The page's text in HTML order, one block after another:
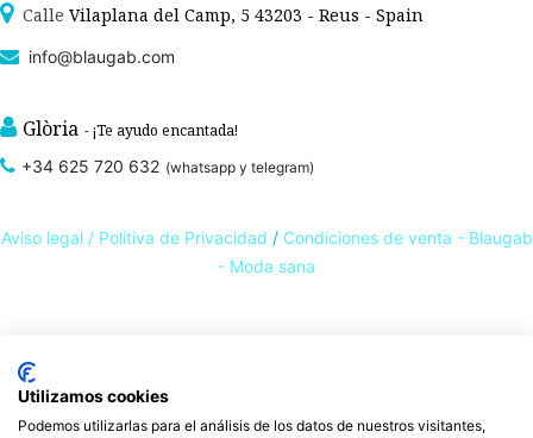
Calle Vilaplana del Camp, 5 43203 - Reus - Spain
info@blaugab.com
Glòria - ¡Te ayudo encantada!
+34 625 720 632 (whatsapp y telegram)
Aviso legal / Polítiva de Privacidad / Condiciones de venta - Blaugab
- Moda sana
ropa interior de algodón orgánico,
sostenibles con certificado GOTS
Expertos en ropa para piel sensible, ropa para piel delicada y enfermedades
Utilizamos cookies
Podemos utilizarlas para el análisis de los datos de nuestros visitantes,